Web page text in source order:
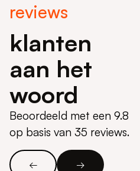
reviews
klanten
aan het
woord
Beoordeeld met een 9.8
op basis van 35 reviews.
← →